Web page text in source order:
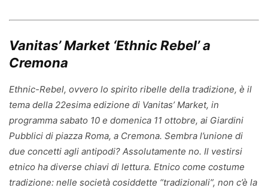
Vanitas’ Market ‘Ethnic Rebel’ a
Cremona
Ethnic-Rebel, ovvero lo spirito ribelle della tradizione, è il
tema della 22esima edizione di Vanitas’ Market, in
programma sabato 10 e domenica 11 ottobre, ai Giardini
Pubblici di piazza Roma, a Cremona. Sembra l’unione di
due concetti agli antipodi? Assolutamente no. Il vestirsi
etnico ha diverse chiavi di lettura. Etnico come costume
tradizione: nelle società cosiddette “tradizionali”, non c’è la